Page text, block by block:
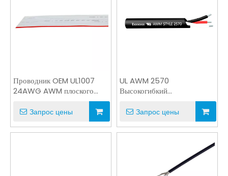
Проводник OEM UL1007
24AWG AWM плоского
ленточного кабеля PVC
MultiЗапрос цены
UL AWM 2570
Высокогибкий
неэкранированный 80 ℃
600 В или 1000 В VW-1
Запрос цены